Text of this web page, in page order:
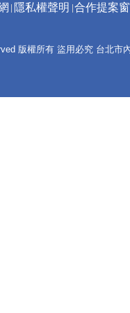
隱私權聲明 合作提案
版權所有 盜用必究 台北市